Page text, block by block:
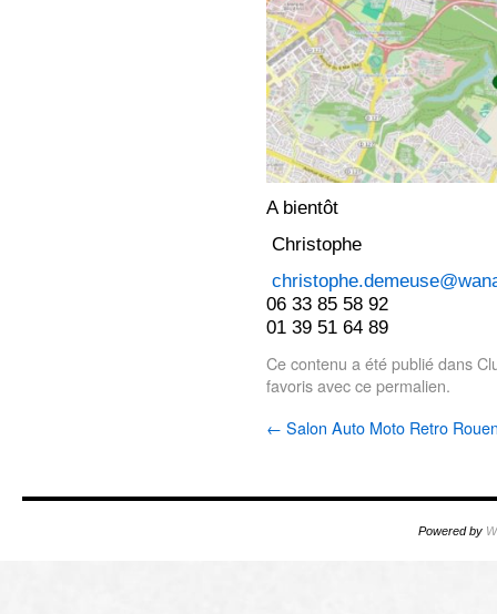
A bientôt
Christophe
06 33 85 58 92
01 39 51 64 89
Ce contenu a été publié dans
favoris avecce permalien.
← Salon Auto Moto Retro
Powered by